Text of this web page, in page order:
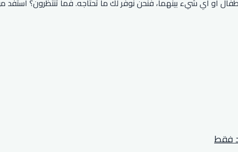
أو أي شيء بينهما، فنحن نوفر لك ما تحتاجه. فما تنتظرون؟ استفد